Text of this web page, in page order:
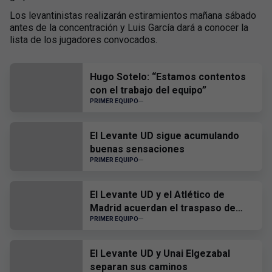
Los levantinistas realizarán estiramientos mañana sábado
antes de la concentración y Luis García dará a conocer la
lista de los jugadores convocados.
Hugo Sotelo: “Estamos contentos
con el trabajo del equipo”
PRIMER EQUIPO
El Levante UD sigue acumulando
buenas sensaciones
PRIMER EQUIPO
El Levante UD y el Atlético de
Madrid acuerdan el traspaso de
Edgar Alcañiz
PRIMER EQUIPO
El Levante UD y Unai Elgezabal
separan sus caminos